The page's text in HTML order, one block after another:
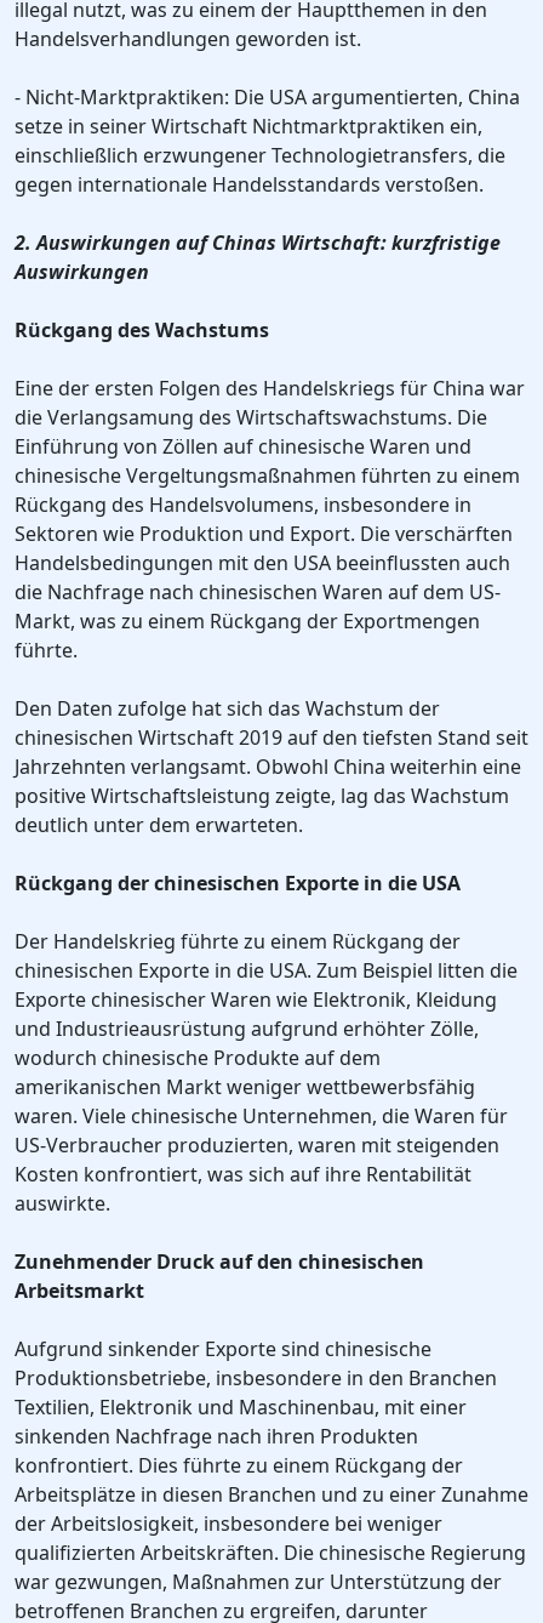
illegal nutzt, was zu einem der Hauptthemen in den
Handelsverhandlungen geworden ist.
- Nicht-Marktpraktiken: Die USA argumentierten, China
setze in seiner Wirtschaft Nichtmarktpraktiken ein,
einschließlich erzwungener Technologietransfers, die
gegen internationale Handelsstandards verstoßen.
2. Auswirkungen auf Chinas Wirtschaft: kurzfristige
Auswirkungen
Rückgang des Wachstums
Eine der ersten Folgen des Handelskriegs für China war
die Verlangsamung des Wirtschaftswachstums. Die
Einführung von Zöllen auf chinesische Waren und
chinesische Vergeltungsmaßnahmen führten zu einem
Rückgang des Handelsvolumens, insbesondere in
Sektoren wie Produktion und Export. Die verschärften
Handelsbedingungen mit den USA beeinflussten auch
die Nachfrage nach chinesischen Waren auf dem US-
Markt, was zu einem Rückgang der Exportmengen
führte.
Den Daten zufolge hat sich das Wachstum der
chinesischen Wirtschaft 2019 auf den tiefsten Stand seit
Jahrzehnten verlangsamt. Obwohl China weiterhin eine
positive Wirtschaftsleistung zeigte, lag das Wachstum
deutlich unter dem erwarteten.
Rückgang der chinesischen Exporte in die USA
Der Handelskrieg führte zu einem Rückgang der
chinesischen Exporte in die USA. Zum Beispiel litten die
Exporte chinesischer Waren wie Elektronik, Kleidung
und Industrieausrüstung aufgrund erhöhter Zölle,
wodurch chinesische Produkte auf dem
amerikanischen Markt weniger wettbewerbsfähig
waren. Viele chinesische Unternehmen, die Waren für
US-Verbraucher produzierten, waren mit steigenden
Kosten konfrontiert, was sich auf ihre Rentabilität
auswirkte.
Zunehmender Druck auf den chinesischen
Arbeitsmarkt
Aufgrund sinkender Exporte sind chinesische
Produktionsbetriebe, insbesondere in den Branchen
Textilien, Elektronik und Maschinenbau, mit einer
sinkenden Nachfrage nach ihren Produkten
konfrontiert. Dies führte zu einem Rückgang der
Arbeitsplätze in diesen Branchen und zu einer Zunahme
der Arbeitslosigkeit, insbesondere bei weniger
qualifizierten Arbeitskräften. Die chinesische Regierung
war gezwungen, Maßnahmen zur Unterstützung der
betroffenen Branchen zu ergreifen, darunter